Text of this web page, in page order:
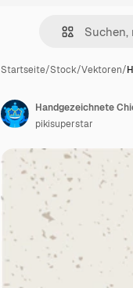
Startseite/Stock/Vektoren/
Handgezeichnete
pikisuperstar